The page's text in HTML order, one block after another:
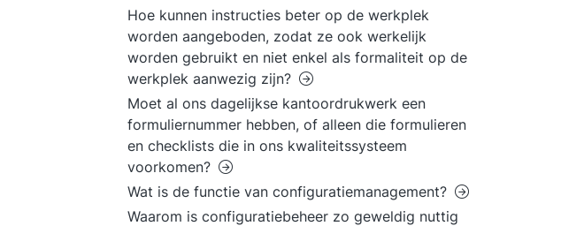
Hoe kunnen instructies beter op de werkplek
worden aangeboden, zodat ze ook werkelijk
worden gebruikt en niet enkel als formaliteit op de
werkplek aanwezig zijn?
Moet al ons dagelijkse kantoordrukwerk een
formuliernummer hebben, of alleen die formulieren
en checklists die in ons kwaliteitssysteem
voorkomen?
Wat is de functie van configuratiemanagement?
Waarom is configuratiebeheer zo geweldig nuttig